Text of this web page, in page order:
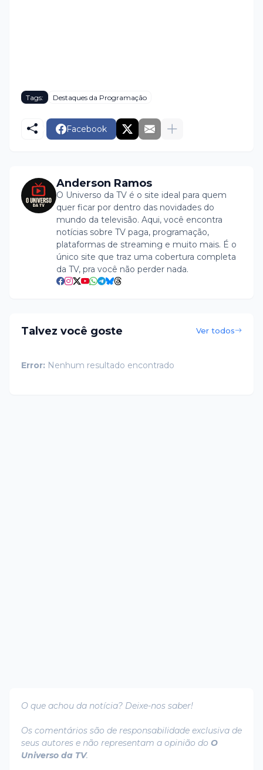
Tags: Destaques da Programação
Facebook
Anderson Ramos
O Universo da TV é o site ideal para quem
quer ficar por dentro das novidades do
mundo da televisão. Aqui, você encontra
notícias sobre TV paga, programação,
plataformas de streaming e muito mais. É o
único site que traz uma cobertura completa
da TV, pra você não perder nada.
Talvez você goste Ver todos
Error: Nenhum resultado encontrado
O que achou da notícia? Deixe-nos saber!
Os comentários são de responsabilidade exclusiva de
seus autores e não representam a opinião do O
Universo da TV.